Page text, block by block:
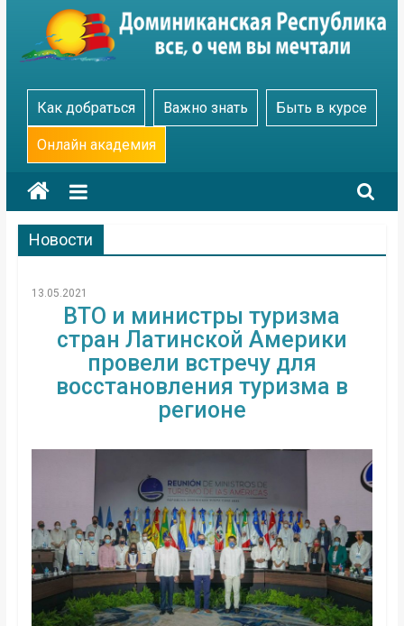
content
Go
Dominicana
Как добраться Важно знать Быть в курсе
Онлайн академия
Новости
13.05.2021
ВТО и министры туризма
стран Латинской Америки
провели встречу для
восстановления туризма в
регионе